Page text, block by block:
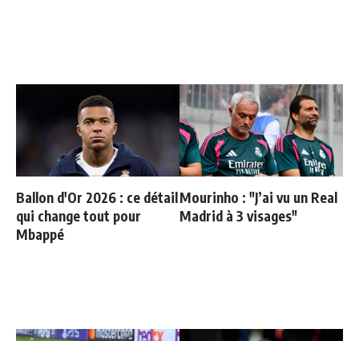
Ballon d'Or 2026 : ce détail
qui change tout pour
Mbappé
Mourinho : "J’ai vu un Real
Madrid à 3 visages"